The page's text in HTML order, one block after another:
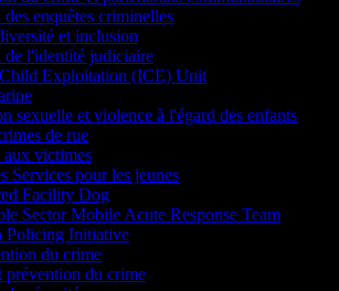
enquêtes criminelles
et inclusion
l'identité judiciaire
Exploitation (ICE) Unit
sexuelle et violence à l'égard des enfants
de rue
aux victimes
Services pour les jeunes
Facility Dog
Sector Mobile Acute Response Team
Policing Initiative
du crime
prévention du crime